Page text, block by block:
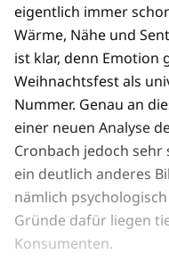
eigentlich immer
Wärme, Nähe und
ist klar, denn Emotion
Weihnachtsfest als
Nummer. Genau an
einer neuen Analyse
Cronbach jedoch
ein deutlich anderes
nämlich
Gründe dafür liegen
Konsumenten.